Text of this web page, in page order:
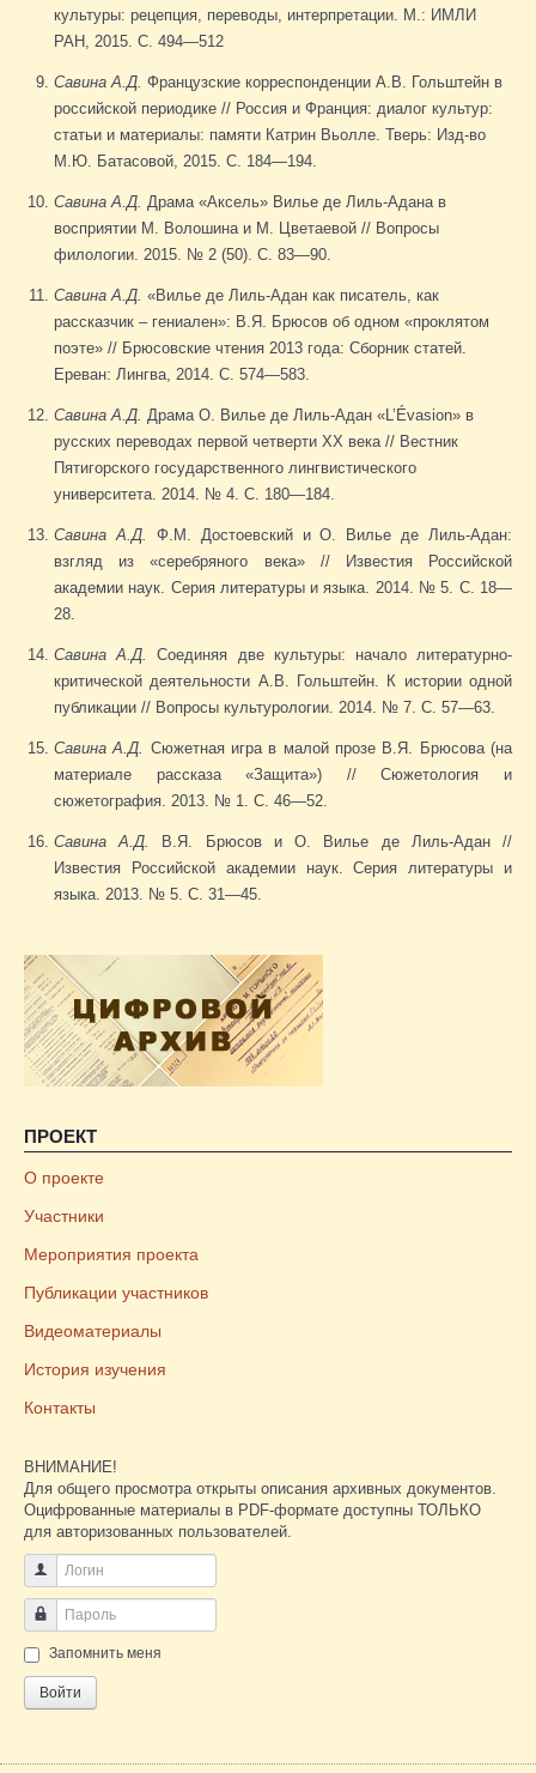
культуры: рецепция, переводы, интерпретации. М.: ИМЛИ
РАН, 2015. С. 494—512
Савина А.Д. Французские корреспонденции А.В. Гольштейн в
российской периодике // Россия и Франция: диалог культур:
статьи и материалы: памяти Катрин Вьолле. Тверь: Изд-во
М.Ю. Батасовой, 2015. С. 184—194.
Савина А.Д. Драма «Аксель» Вилье де Лиль-Адана в
восприятии М. Волошина и М. Цветаевой // Вопросы
филологии. 2015. № 2 (50). С. 83—90.
Савина А.Д. «Вилье де Лиль-Адан как писатель, как
рассказчик – гениален»: В.Я. Брюсов об одном «проклятом
поэте» // Брюсовские чтения 2013 года: Сборник статей.
Ереван: Лингва, 2014. С. 574—583.
Савина А.Д. Драма О. Вилье де Лиль-Адан «L’Évasion» в
русских переводах первой четверти XX века // Вестник
Пятигорского государственного лингвистического
университета. 2014. № 4. С. 180—184.
Савина А.Д.
Ф.М. Достоевский и О. Вилье де Лиль-Адан:
взгляд из «серебряного века» // Известия Российской
академии наук. Серия литературы и языка. 2014. № 5. С. 18—
28.
Савина А.Д.
Соединяя две культуры: начало литературно-
критической деятельности А.В. Гольштейн. К истории одной
публикации // Вопросы культурологии. 2014. № 7. С. 57—63.
Савина А.Д. Сюжетная игра в малой прозе В.Я. Брюсова (на
материале рассказа «Защита») // Сюжетология и
сюжетография. 2013. № 1. С. 46—52.
Савина А.Д.
В.Я. Брюсов и О. Вилье де Лиль-Адан //
Известия Российской академии наук. Серия литературы и
языка. 2013. № 5. С. 31—45.
ПРОЕКТ
О проекте
Участники
Мероприятия проекта
Публикации участников
Видеоматериалы
История изучения
Контакты
ВНИМАНИЕ!
Для общего просмотра открыты описания архивных документов.
Оцифрованные материалы в PDF-формате доступны ТОЛЬКО
для авторизованных пользователей.
Логин
Пароль
Запомнить меня
Войти